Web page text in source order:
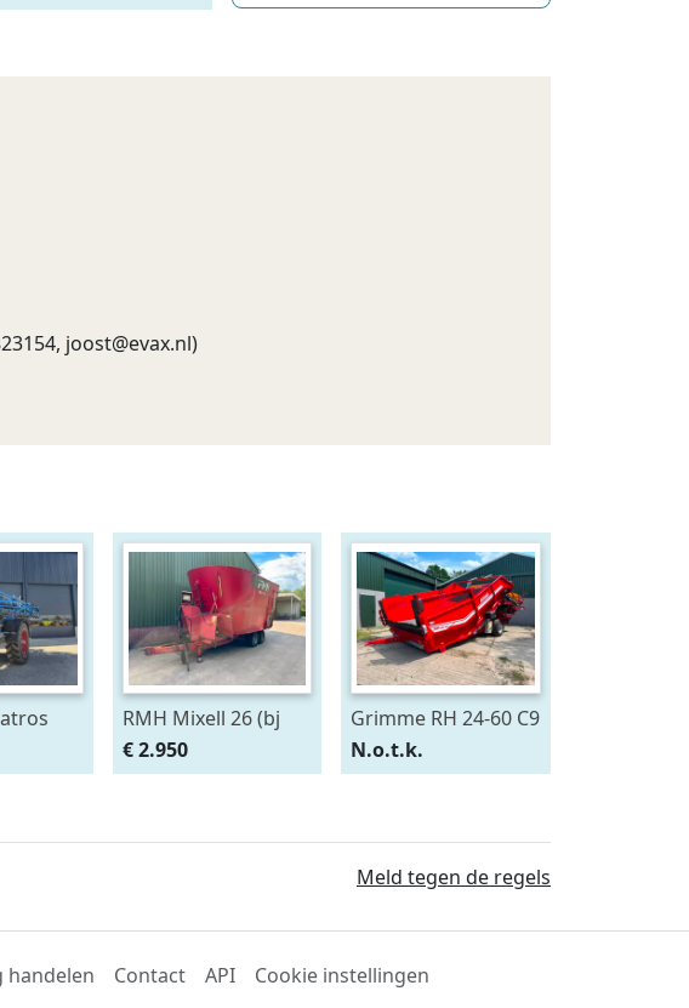
joost@evax.nl)
2011)
RMH Mixell 26 (bj
2010)
€ 2.950
Grimme RH 24-60 C9
DEMO (bj 2025)
N.o.t.k.
Meld tegen de regels
handelen Contact API Cookie instellingen